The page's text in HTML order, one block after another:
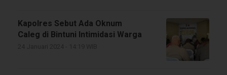
Kapolres Sebut Ada Oknum
Caleg di Bintuni Intimidasi Warga